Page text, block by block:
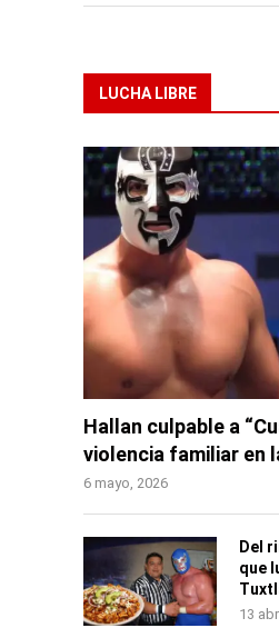
LUCHA LIBRE
Hallan culpable a
violencia familiar en
6 mayo, 2026
Del
que
13